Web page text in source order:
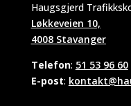
Haugsgjerd
Løkkeveien 10,
4008 Stavanger
Telefon: 51 53 96 60
E-post: